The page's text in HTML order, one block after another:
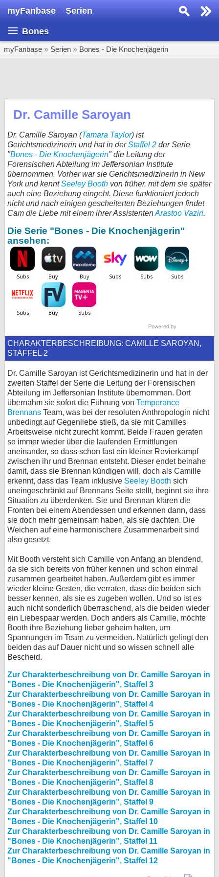
myFanbase Serien
Bones
myFanbase » Serien » Bones - Die Knochenjägerin
Dr. Camille Saroyan
Dr. Camille Saroyan (Tamara Taylor) ist
Gerichtsmedizinerin und hat in derStaffel 2 der Serie
"Bones - Die Knochenjägerin" die Leitung der
Forensischen Abteilung im Jeffersonian Institute
übernommen. Vorher war sie Gerichtsmedizinerin in New
York und kenntSeeley Booth von früher, mit dem sie später
auch eine Beziehung eingeht. Diese funktioniert jedoch
nicht und nach einigen gescheiterten Beziehungen findet
Cam die Liebe mit einem ihrer AssistentenArastoo Vaziri.
Die Serie "Bones - Die Knochenjägerin"
ansehen:
Powered by
CHARAKTERBESCHREIBUNG: CAMILLE SAROYAN,
STAFFEL 2
Dr. Camille Saroyan ist Gerichtsmedizinerin und hat in der
zweiten Staffel der Serie die Leitung der Forensischen
Abteilung im Jeffersonian Institute übernommen. Dort
übernahm sie sofort die Führung von Temperance
Brennans Team, was bei der resoluten Anthropologin nicht
unbedingt auf Gegenliebe stieß, da sie mit Camilles
Arbeitsweise nicht zurecht kommt. Beide Frauen geraten
so immer wieder über die laufenden Ermittlungen
aneinander, so dass schon fast ein kleiner Revierkampf
zwischen ihr und Brennan entsteht. Dieser endet beinahe
damit, dass sie Brennan kündigen will, doch als Camille
erkennt, dass das Team inklusive Seeley Booth sich
uneingeschränkt auf Brennans Seite stellt, beginnt sie ihre
Situation zu überdenken. Sie und Brennan klären die
Fronten bei einem Abendessen und erkennen dann, dass
sie doch mehr gemeinsam haben, als sie dachten. Die
Weichen auf eine harmonischere Zusammenarbeit sind
also gesetzt.
Mit Booth versteht sich Camille von Anfang an blendend,
da sie sich bereits von früher kennen und schon einmal
zusammen gearbeitet haben. Außerdem gibt es immer
wieder kleine Gesten, die verraten, dass die beiden sich
besser kennen, als sie es zugeben wollen. Und so ist es
auch nicht sonderlich überraschend, als die beiden wieder
ein Liebespaar werden. Doch anders als Camille, möchte
Booth ihre Beziehung lieber geheim halten, um
Spannungen im Team zu vermeiden. Natürlich gelingt den
beiden das auf Dauer nicht und so wissen schnell alle
Bescheid.
Zur Charakterbeschreibung von Dr. Camille Saroyan in
"Bones - Die Knochenjägerin", Staffel 3
Zur Charakterbeschreibung von Dr. Camille Saroyan in
"Bones - Die Knochenjägerin", Staffel 4
Zur Charakterbeschreibung von Dr. Camille Saroyan in
"Bones - Die Knochenjägerin", Staffel 5
Zur Charakterbeschreibung von Dr. Camille Saroyan in
"Bones - Die Knochenjägerin", Staffel 6
Zur Charakterbeschreibung von Dr. Camille Saroyan in
"Bones - Die Knochenjägerin", Staffel 7
Zur Charakterbeschreibung von Dr. Camille Saroyan in
"Bones - Die Knochenjägerin", Staffel 8
Zur Charakterbeschreibung von Dr. Camille Saroyan in
"Bones - Die Knochenjägerin", Staffel 9
Zur Charakterbeschreibung von Dr. Camille Saroyan in
"Bones - Die Knochenjägerin", Staffel 10
Zur Charakterbeschreibung von Dr. Camille Saroyan in
"Bones - Die Knochenjägerin", Staffel 11
Zur Charakterbeschreibung von Dr. Camille Saroyan in
"Bones - Die Knochenjägerin", Staffel 12
SERIEN
KULTUR
Specials
SERVICE
Gewinnspiele
Forum
bei X
bei Facebook
Cookie-Einstellungen
Impressum
Desktop-Ansicht
myFanbase